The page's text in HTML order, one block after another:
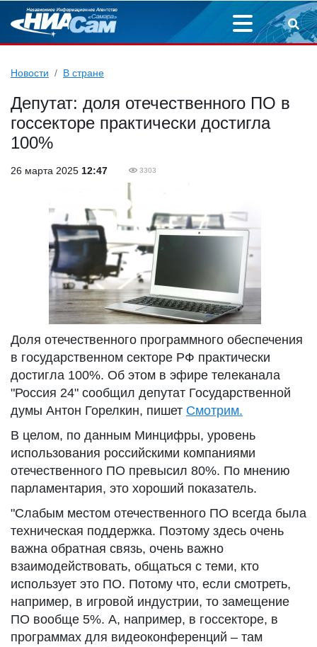
Новости В стране
Депутат: доля отечественного ПО в
госсекторе практически достигла
100%
26 марта 2025 12:47 3303
Доля отечественного программного обеспечения
в государственном секторе РФ практически
достигла 100%. Об этом в эфире телеканала
"Россия 24" сообщил депутат Государственной
думы Антон Горелкин, пишет Смотрим.
В целом, по данным Минцифры, уровень
использования российскими компаниями
отечественного ПО превысил 80%. По мнению
парламентария, это хороший показатель.
"Слабым местом отечественного ПО всегда была
техническая поддержка. Поэтому здесь очень
важна обратная связь, очень важно
взаимодействовать, общаться с теми, кто
использует это ПО. Потому что, если смотреть,
например, в игровой индустрии, то замещение
ПО вообще 5%. А, например, в госсекторе, в
программах для видеоконференций – там